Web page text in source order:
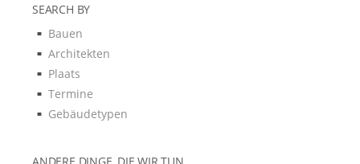
SEARCH BY
Bauen
Architekten
Plaats
Termine
Gebäudetypen